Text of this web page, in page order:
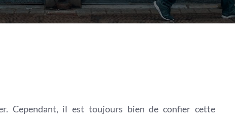
Cependant, il est toujours bien de confier cette